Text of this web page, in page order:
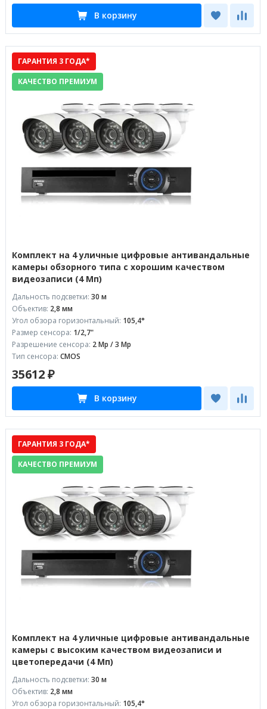
В корзину
Комплект на 4 уличные цифровые антивандальные
камеры обзорного типа с хорошим качеством
видеозаписи (4 Мп)
ГАРАНТИЯ 3 ГОДА*
КАЧЕСТВО ПРЕМИУМ
Дальность подсветки: 30 м
Объектив: 2,8 мм
Угол обзора горизонтальный: 105,4°
Размер сенсора: 1/2,7"
Разрешение сенсора: 2 Mp / 3 Mp
Тип сенсора: CMOS
35612 ₽
В корзину
Комплект на 4 уличные цифровые антивандальные
камеры с высоким качеством видеозаписи и
цветопередачи (4 Мп)
ГАРАНТИЯ 3 ГОДА*
КАЧЕСТВО ПРЕМИУМ
Дальность подсветки: 30 м
Объектив: 2,8 мм
Угол обзора горизонтальный: 105,4°